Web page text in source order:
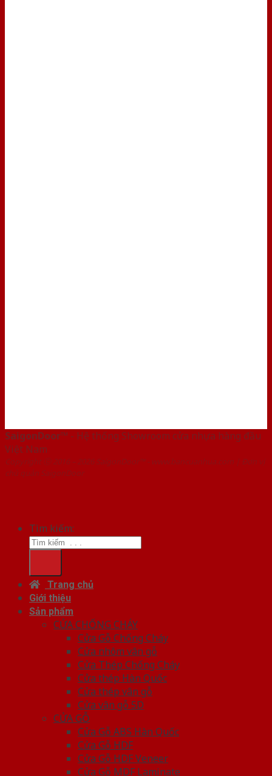
SaigonDoor™ - Hệ thống Showroom cửa nhựa hàng đầu
Việt Nam
Copyright ⓒ 2016 – 2026 SaigonDoor™ - www.bancuanhua.com | Đơn vị
chủ quản SaigonDoor
Tìm kiếm:
Trang chủ
Giới thiệu
Sản phẩm
CỬA CHỐNG CHÁY
Cửa Gỗ Chống Cháy
Cửa nhôm vân gỗ
Cửa Thép Chống Cháy
Cửa thép Hàn Quốc
Cửa thép vân gỗ
Cửa vân gỗ 5D
CỬA GỖ
Cửa Gỗ ABS Hàn Quốc
Cửa Gỗ HDF
Cửa Gỗ HDF Veneer
Cửa Gỗ MDF Laminate